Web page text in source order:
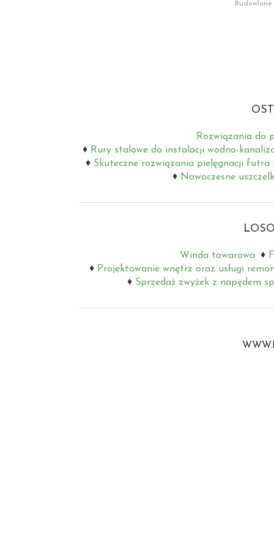
Budowlane
Rozwiązania do
Rury stalowe do instalacji wodno-
Skuteczne rozwiązania pielęgnacji futra
Nowoczesne
Winda towarowa
Projektowanie wnętrz oraz usługi
Sprzedaż zwyżek z napędem